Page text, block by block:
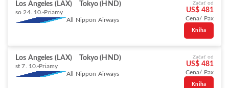
Los Angeles (LAX) Tokyo (HND)
so 24. 10. Priamy
All Nippon Airways
Začať od
US$ 481
Cena/ Pax
Kniha
Los Angeles (LAX) Tokyo (HND)
st 7. 10. Priamy
All Nippon Airways
Začať od
US$ 481
Cena/ Pax
Kniha